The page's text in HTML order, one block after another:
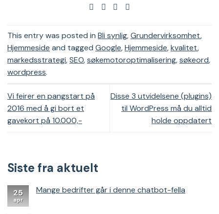
This entry was posted in Bli synlig,Grundervirksomhet,
Hjemmeside and tagged Google,Hjemmeside,kvalitet,
markedsstrategi,SEO,søkemotoroptimalisering,søkeord,
wordpress.
Vi feirer en pangstart på
2016 med å gi bort et
gavekort på 10.000,-
Disse 3 utvidelsene (plugins)
til WordPress må du alltid
holde oppdatert
Siste fra aktuelt
25
apr
Mange bedrifter går i denne chatbot-fella